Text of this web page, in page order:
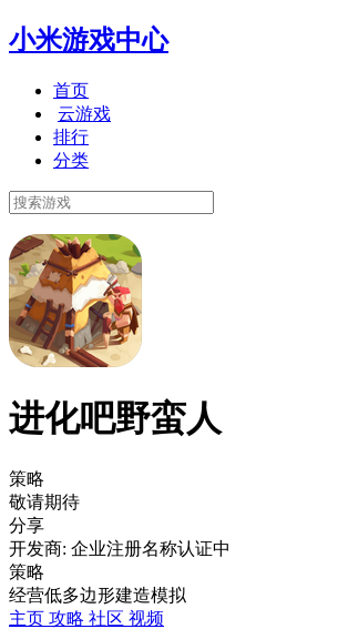
小米游戏中心
首页
云游戏
排行
分类
进化吧野蛮人
策略
敬请期待
分享
开发商: 企业注册名称认证中
策略
经营低多边形建造模拟
主页 攻略 社区 视频